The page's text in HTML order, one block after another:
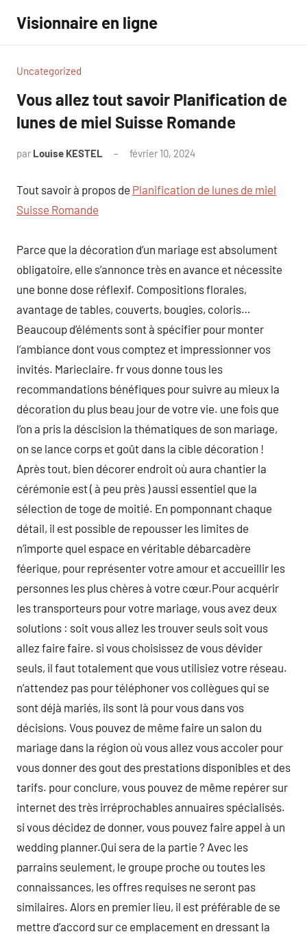
contenu
Visionnaire en ligne
Uncategorized
Vous allez tout savoir Planification de
lunes de miel Suisse Romande
par Louise KESTEL février 10, 2024
Tout savoir à propos de Planification de lunes de miel
Suisse Romande
Parce que la décoration d’un mariage est absolument
obligatoire, elle s’annonce très en avance et nécessite
une bonne dose réflexif. Compositions florales,
avantage de tables, couverts, bougies, coloris…
Beaucoup d’éléments sont à spécifier pour monter
l’ambiance dont vous comptez et impressionner vos
invités. Marieclaire. fr vous donne tous les
recommandations bénéfiques pour suivre au mieux la
décoration du plus beau jour de votre vie. une fois que
l’on a pris la déscision la thématiques de son mariage,
on se lance corps et goût dans la cible décoration !
Après tout, bien décorer endroit où aura chantier la
cérémonie est ( à peu près ) aussi essentiel que la
sélection de toge de moitié. En pomponnant chaque
détail, il est possible de repousser les limites de
n’importe quel espace en véritable débarcadère
féerique, pour représenter votre amour et accueillir les
personnes les plus chères à votre cœur.Pour acquérir
les transporteurs pour votre mariage, vous avez deux
solutions : soit vous allez les trouver seuls soit vous
allez faire faire. si vous choisissez de vous dévider
seuls, il faut totalement que vous utilisiez votre réseau.
n’attendez pas pour téléphoner vos collègues qui se
sont déjà mariés, ils sont là pour vous dans vos
décisions. Vous pouvez de même faire un salon du
mariage dans la région où vous allez vous accoler pour
vous donner des gout des prestations disponibles et des
tarifs. pour conclure, vous pouvez de même repérer sur
internet des très irréprochables annuaires spécialisés.
si vous décidez de donner, vous pouvez faire appel à un
wedding planner.Qui sera de la partie ? Avec les
parrains seulement, le groupe proche ou toutes les
connaissances, les offres requises ne seront pas
similaires. Alors en premier lieu, il est préférable de se
mettre d’accord sur ce emplacement en dressant la